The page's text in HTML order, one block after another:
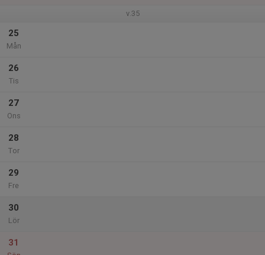
v.35
25
Mån
26
Tis
27
Ons
28
Tor
29
Fre
30
Lör
31